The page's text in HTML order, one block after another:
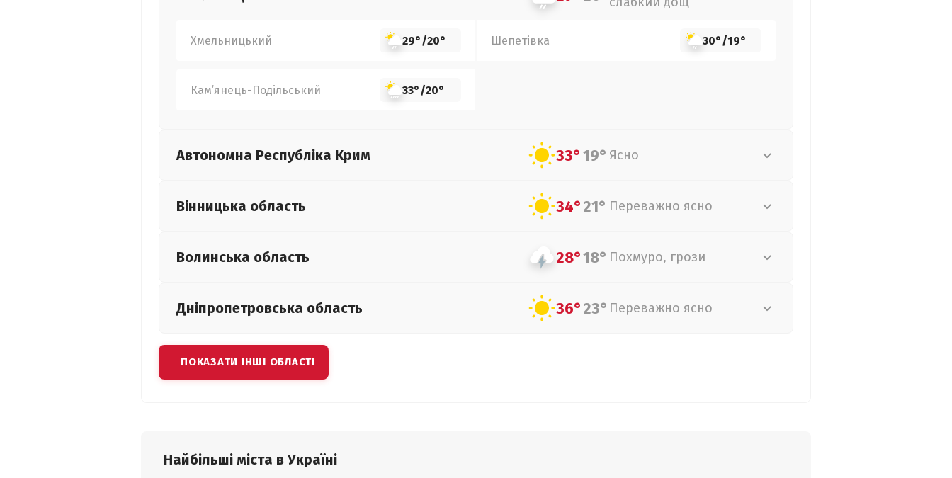
Хмельницький 29°/20° Шепетівка 30°/19°
Кам’янець-Подільський 33°/20°
Автономна Республіка Крим 33°19° Ясно
Вінницька область 34°21° Переважно ясно
Волинська область 28°18° Похмуро, грози
Дніпропетровська область 36°23° Переважно ясно
ПОКАЗАТИ ІНШІ ОБЛАСТІ
Найбільші міста в Україні